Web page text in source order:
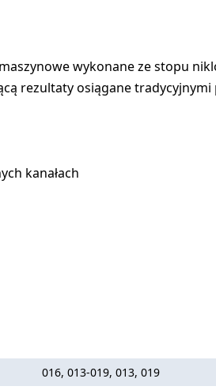
maszynowe wykonane ze stopu
rezultaty osiągane
kanałach
016, 013-019, 013, 019